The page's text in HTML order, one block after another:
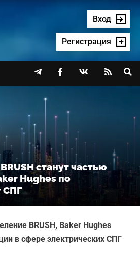
Вход
Регистрация
   
станут частью
Hughes по
СПГ
BRUSH, Baker Hughes
в сфере электрических СПГ